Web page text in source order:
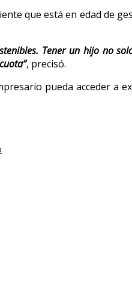
que está en edad de
Tener un hijo no
, precisó.
pueda acceder a